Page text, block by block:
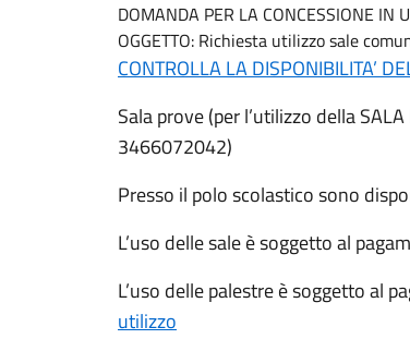
DOMANDA PER LA CONCESSIONE IN
OGGETTO: Richiesta utilizzo sale
CONTROLLA LA DISPONIBILITA’
Sala prove (per l’utilizzo della
3466072042)
Presso il polo scolastico sono
L’uso delle sale è soggetto al
L’uso delle palestre è soggetto al
utilizzo